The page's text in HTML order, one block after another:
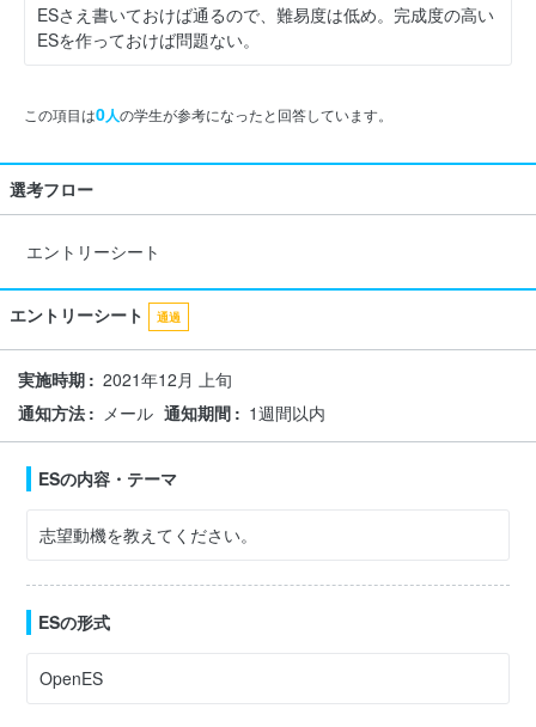
ESさえ書いておけば通るので、難易度は低め。完成度の高い
ESを作っておけば問題ない。
この項目は0人の学生が参考になったと回答しています。
選考フロー
エントリーシート
エントリーシート 通過
実施時期
2021年12月 上旬
通知方法
メール 通知期間 1週間以内
ESの内容・テーマ
志望動機を教えてください。
ESの形式
OpenES